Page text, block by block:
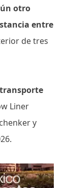
otro
entre
de tres
Liner
y